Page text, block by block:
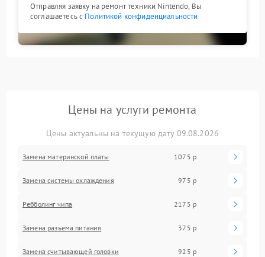
Отправляя заявку на ремонт техники Nintendo, Вы
соглашаетесь с Политикой конфиденциальности
Цены на услуги ремонта
Цены актуальны на текущую дату 09.08.2026
Замена материнской платы 1075 р
Замена системы охлаждения 975 р
Ребболинг чипа 2175 р
Замена разъема питания 375 р
Замена считывающей головки 925 р